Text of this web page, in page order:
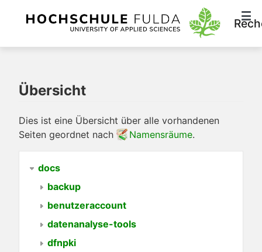
Übersicht
Dies ist eine Übersicht über alle vorhandenen
Seiten geordnet nach
Namensräume.
docs
backup
benutzeraccount
datenanalyse-tools
dfnpki